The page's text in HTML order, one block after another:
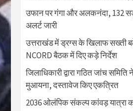
उफान पर गंगा और अलकनंदा, 132
अलर्ट जारी
उत्तराखंड में ड्रग्स के खिलाफ सख्ती
NCORD बैठक में दिए कड़े निर्देश
जिलाधिकारी द्वारा गठित जांच
मुआयना, दस्तावेज किए एकत्रित
2036 ओलंपिक संकल्प कांवड़ यात्रा